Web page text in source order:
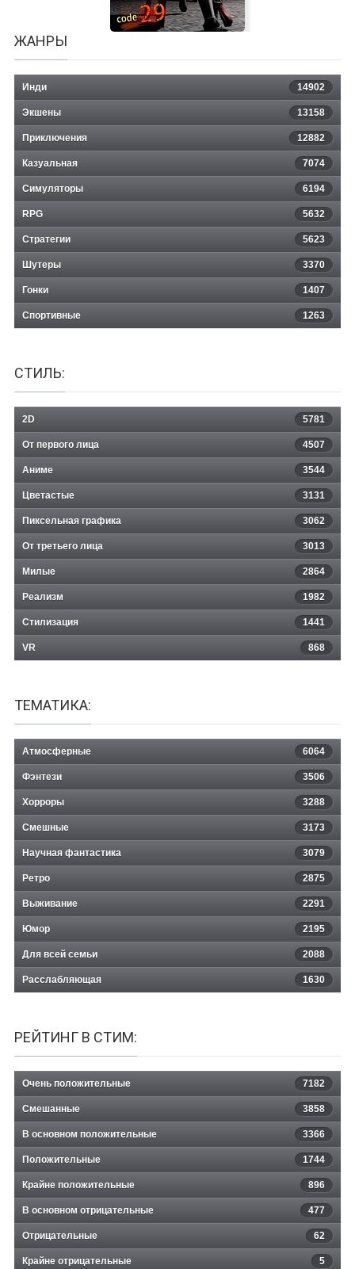
ЖАНРЫ
Инди 14902
Экшены 13158
Приключения 12882
Казуальная 7074
Симуляторы 6194
RPG 5632
Стратегии 5623
Шутеры 3370
Гонки 1407
Спортивные 1263
СТИЛЬ:
2D 5781
От первого лица 4507
Аниме 3544
Цветастые 3131
Пиксельная графика 3062
От третьего лица 3013
Милые 2864
Реализм 1982
Стилизация 1441
VR 868
ТЕМАТИКА:
Атмосферные 6064
Фэнтези 3506
Хорроры 3288
Смешные 3173
Научная фантастика 3079
Ретро 2875
Выживание 2291
Юмор 2195
Для всей семьи 2088
Расслабляющая 1630
РЕЙТИНГ В СТИМ:
Очень положительные 7182
Смешанные 3858
В основном положительные 3366
Положительные 1744
Крайне положительные 896
В основном отрицательные 477
Отрицательные 62
Крайне отрицательные 5